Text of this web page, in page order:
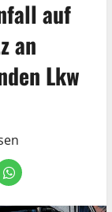
auf
an
Lkw